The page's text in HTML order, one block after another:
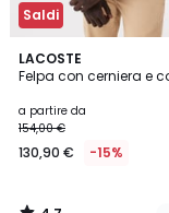
Saldi
LACOSTE
Felpa con cerniera e
a partire da
154,00 €
130,90 € -15%
4,7
/ 5
2
Colori